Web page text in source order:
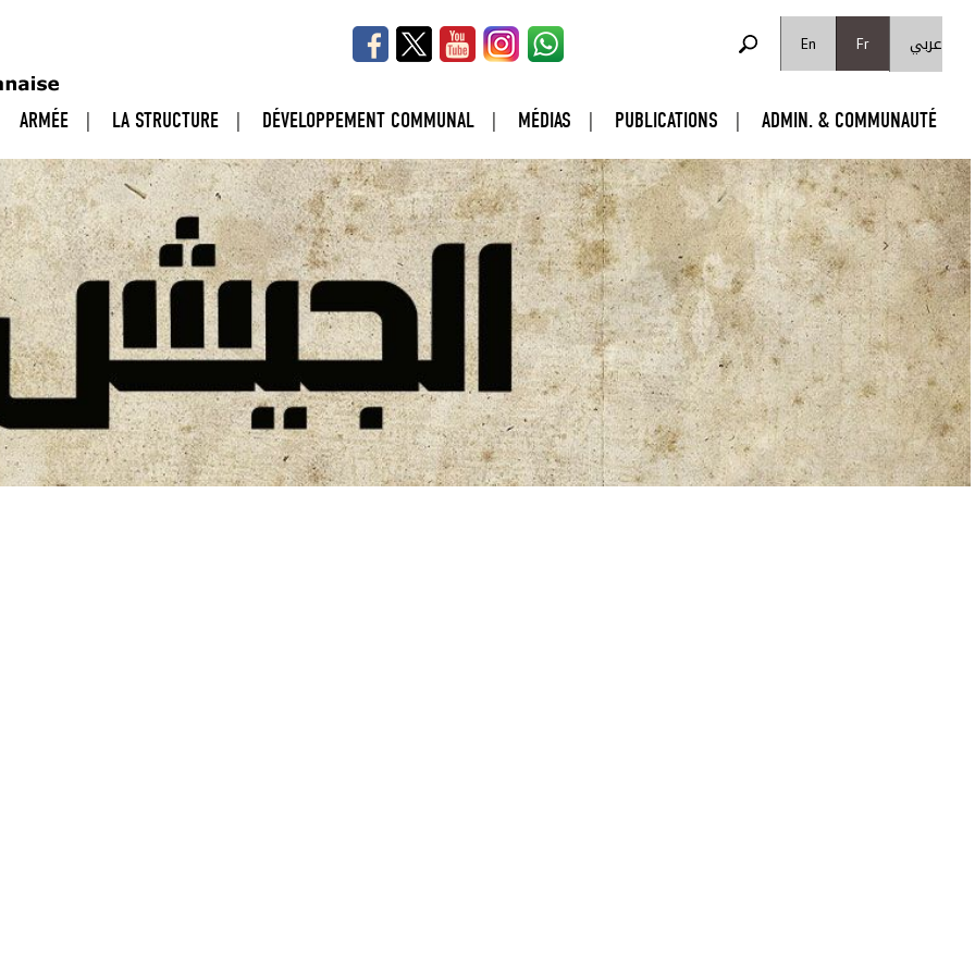
En
Fr عربي FORMULAIRE DE RECHERCHE
ARMÉE LA STRUCTURE DÉVELOPPEMENT COMMUNAL MÉDIAS PUBLICATIONS ADMIN. & COMMUNAUTÉ